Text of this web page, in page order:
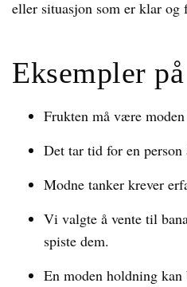
eller situasjon som er klar og
Eksempler
Frukten må være moden
Det tar tid for en
Modne tanker krever
Vi valgte å vente til
spiste dem.
En moden holdning